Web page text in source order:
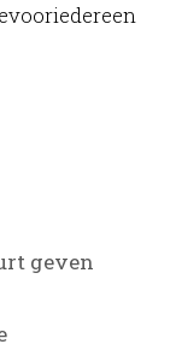
geven